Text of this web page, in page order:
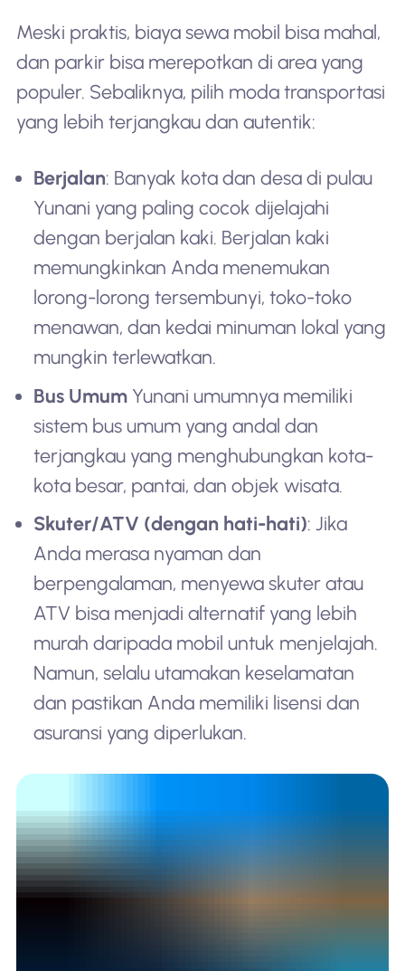
Meski praktis, biaya sewa mobil bisa mahal,
dan parkir bisa merepotkan di area yang
populer. Sebaliknya, pilih moda transportasi
yang lebih terjangkau dan autentik:
Berjalan: Banyak kota dan desa di pulau
Yunani yang paling cocok dijelajahi
dengan berjalan kaki. Berjalan kaki
memungkinkan Anda menemukan
lorong-lorong tersembunyi, toko-toko
menawan, dan kedai minuman lokal yang
mungkin terlewatkan.
Bus Umum Yunani umumnya memiliki
sistem bus umum yang andal dan
terjangkau yang menghubungkan kota-
kota besar, pantai, dan objek wisata.
Skuter/ATV (dengan hati-hati): Jika
Anda merasa nyaman dan
berpengalaman, menyewa skuter atau
ATV bisa menjadi alternatif yang lebih
murah daripada mobil untuk menjelajah.
Namun, selalu utamakan keselamatan
dan pastikan Anda memiliki lisensi dan
asuransi yang diperlukan.